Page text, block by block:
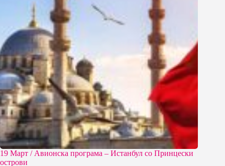
19 Март / Aвионска програма – Истанбул со Принцески
острови